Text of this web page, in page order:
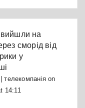
на
сморід від
у
on
14:11